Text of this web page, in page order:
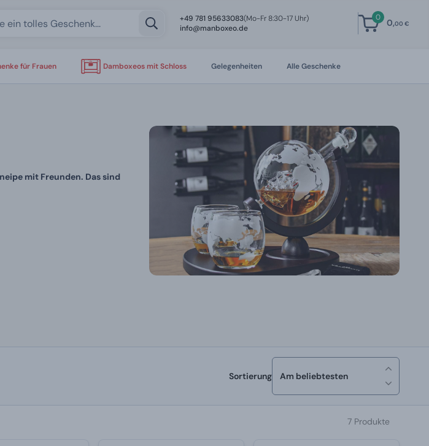
+49 781 95633083(Mo-Fr 8:30-17 Uhr)
info@manboxeo.de
0 0,00 €
für Frauen Damboxeos mit Schloss Gelegenheiten Alle Geschenke
mit Freunden. Das sind
Sortierung Am beliebtesten
7 Produkte